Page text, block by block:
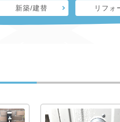
新築/建替 リフォ